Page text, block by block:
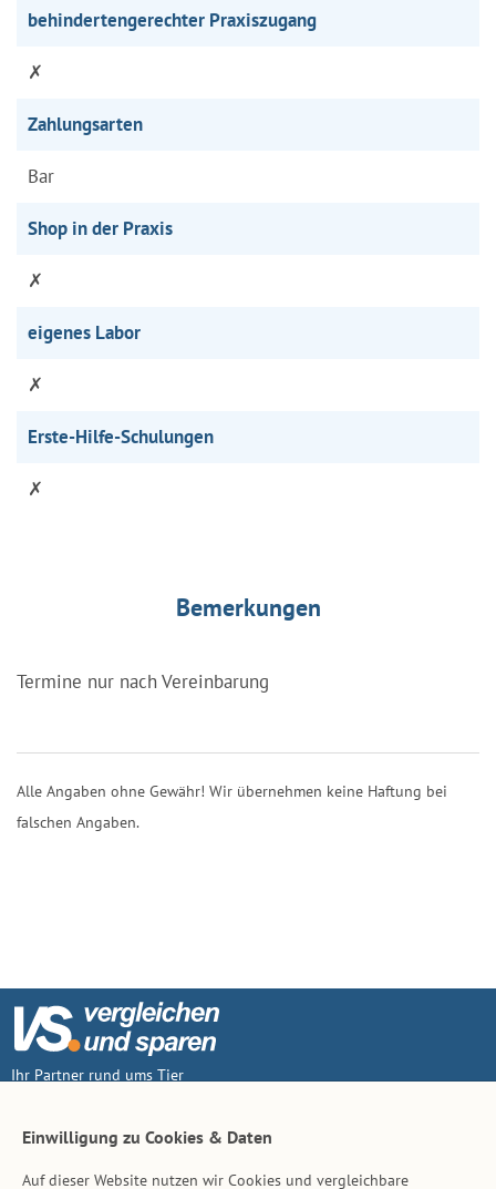
behindertengerechter Praxiszugang
✗
Zahlungsarten
Bar
Shop in der Praxis
✗
eigenes Labor
✗
Erste-Hilfe-Schulungen
✗
Bemerkungen
Termine nur nach Vereinbarung
Alle Angaben ohne Gewähr! Wir übernehmen keine Haftung bei
falschen Angaben.
Ihr Partner rund ums Tier
Einwilligung zu Cookies & Daten
Auf dieser Website nutzen wir Cookies und vergleichbare